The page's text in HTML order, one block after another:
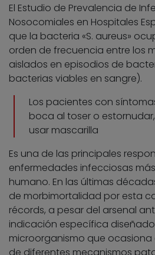
El Estudio de Prevalencia de
Nosocomiales en Hospitales
que la bacteria «S. aureus»
orden de frecuencia entre los
aislados en episodios de
bacterias viables en sangre).
Los pacientes con
boca al toser o
usar mascarilla
Es una de las principales
enfermedades infecciosas
humano. En las últimas
de morbimortalidad por esta
récords, a pesar del arsenal
indicación específica
microorganismo que